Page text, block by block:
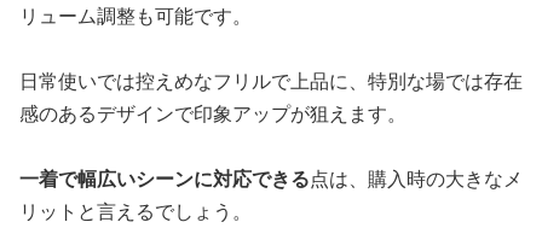
リューム調整も可能です。
日常使いでは控えめなフリルで上品に、特別な場では存在
感のあるデザインで印象アップが狙えます。
一着で幅広いシーンに対応できる点は、購入時の大きなメ
リットと言えるでしょう。